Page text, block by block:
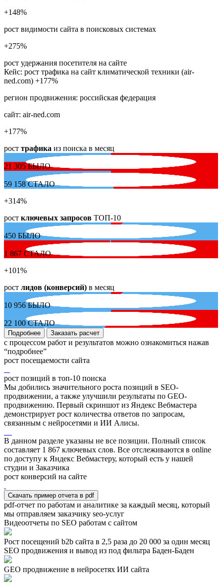
+148%
рост видимости сайта в поисковых системах
+275%
рост удержания посетителя на сайте
Кейс: рост трафика на сайт климатической техники (air-
ned.com) +177%
регион продвижения: российская федерация
сайт: air-ned.com
+177%
рост трафика из поиска в месяц
21 305БЫЛО
59 158СТАЛО
+314%
рост ключевых запросов ТОП-10
450 БЫЛО
1 867 СТАЛО
+101%
рост лидов (конверсий) в месяц
10 956БЫЛО
22 100СТАЛО
Подробнее Заказать расчет
с процессом работ и результатов можно ознакомиться нажав
“подробнее”
рост посещаемости сайта
рост позиций в топ-10 поиска
Мы добились значительного роста позиций в SEO-
продвижении, а также улучшили результаты по GEO-
продвижению. Первый скриншот из Яндекс Вебмастера
демонстрирует рост количества ответов по запросам,
связанным с нейросетями и ИИ Алисы.
В данном разделе указаны не все позиции. Полный список
составляет 1 867 ключевых слов. Все отслеживаются в online
по доступу к Яндекс Вебмастеру, который есть у нашей
студии и Заказчика
рост конверсий на сайте
Скачать пример отчета в pdf
pdf-отчет по работам и аналитике за каждый месяц, который
мы отправляем заказчику seo-услуг
Видеоотчеты по SEO работам с сайтом
Рост посещений b2b сайта в 2,5 раза до 20 000 за один месяц
SEO продвижения и вывод из под фильтра Баден-Баден
GEO продвижение в нейросетях ИИ сайта